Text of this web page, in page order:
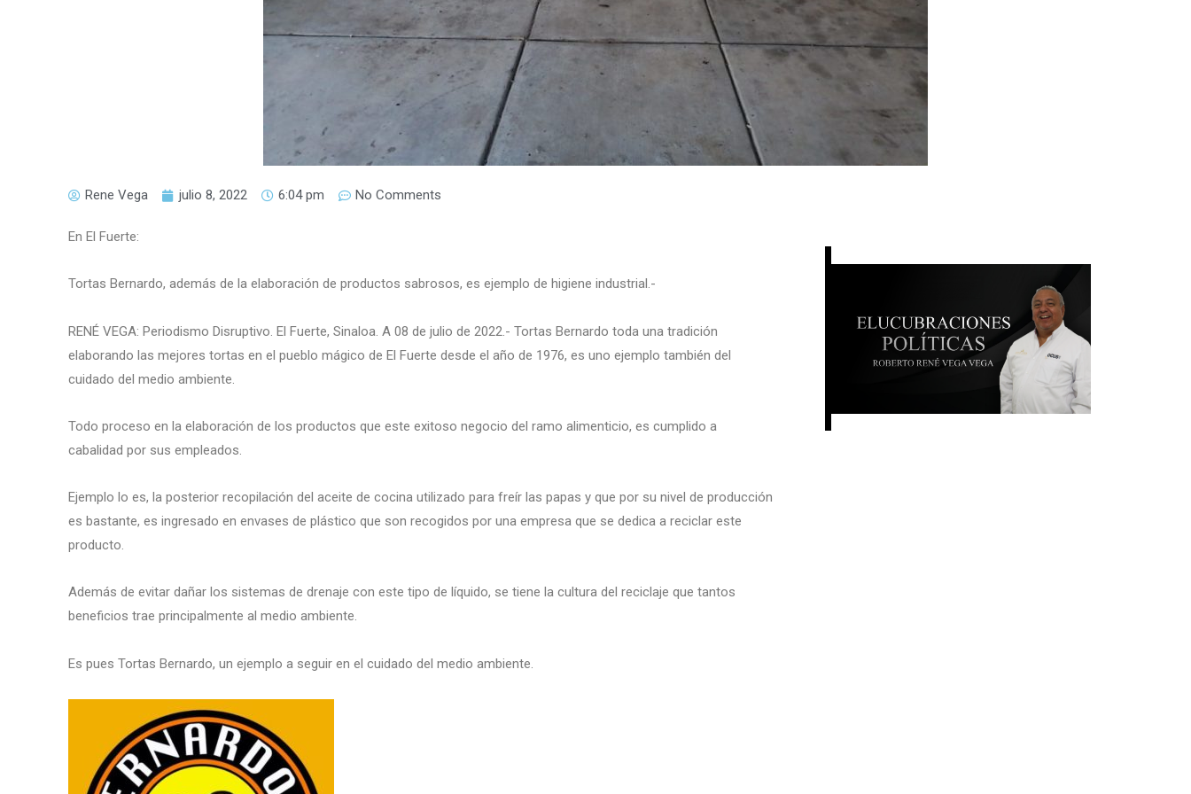
Rene Vega julio 8, 2022 6:04 pm No Comments
En El Fuerte:
Tortas Bernardo, además de la elaboración de productos sabrosos, es ejemplo de higiene industrial.-
RENÉ VEGA: Periodismo Disruptivo. El Fuerte, Sinaloa. A 08 de julio de 2022.- Tortas Bernardo toda una tradición
elaborando las mejores tortas en el pueblo mágico de El Fuerte desde el año de 1976, es uno ejemplo también del
cuidado del medio ambiente.
Todo proceso en la elaboración de los productos que este exitoso negocio del ramo alimenticio, es cumplido a
cabalidad por sus empleados.
Ejemplo lo es, la posterior recopilación del aceite de cocina utilizado para freír las papas y que por su nivel de producción
es bastante, es ingresado en envases de plástico que son recogidos por una empresa que se dedica a reciclar este
producto.
Además de evitar dañar los sistemas de drenaje con este tipo de líquido, se tiene la cultura del reciclaje que tantos
beneficios trae principalmente al medio ambiente.
Es pues Tortas Bernardo, un ejemplo a seguir en el cuidado del medio ambiente.